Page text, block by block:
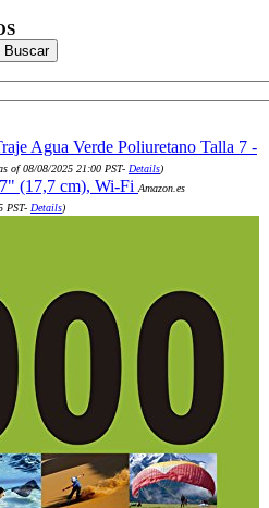
Buscar
Agua Verde Poliuretano Talla 7 -
of 08/08/2025 21:00 PST- Details)
(17,7 cm), Wi-Fi Amazon.es
PST- Details)